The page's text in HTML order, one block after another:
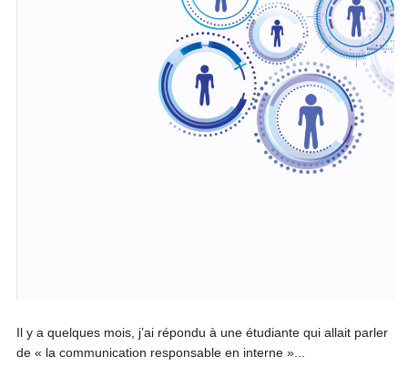
Il y a quelques mois, j’ai répondu à une étudiante qui allait parler
de « la communication responsable en interne »...